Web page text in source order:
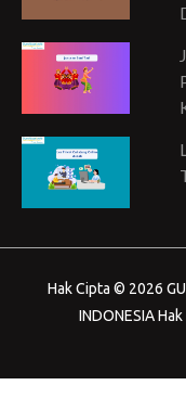
Hak Cipta © 2026
INDONESIA